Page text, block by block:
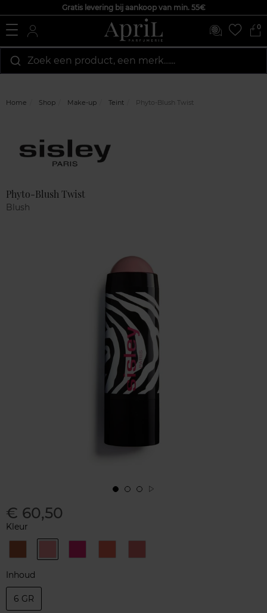
Gratis levering bij aankoop van min. 55€
0
Zoek een product, een merk…...
Home Shop Make-up Teint Phyto-Blush Twist
Phyto-Blush Twist
Blush
€ 60,50
Kleur
N°5 Petal Fushia PapayaN°6
Inhoud
6 GR